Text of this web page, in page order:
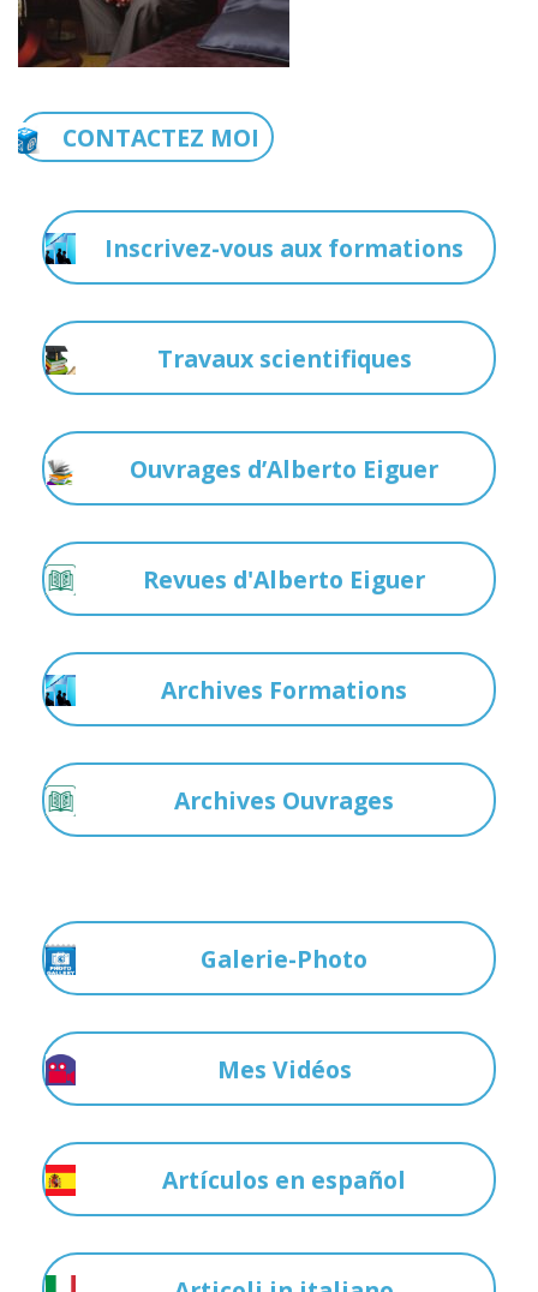
CONTACTEZ MOI
Inscrivez-vous aux formations
Travaux scientifiques
Ouvrages d’Alberto Eiguer
Revues d'Alberto Eiguer
Archives Formations
Archives Ouvrages
Galerie-Photo
Mes Vidéos
Artículos en español